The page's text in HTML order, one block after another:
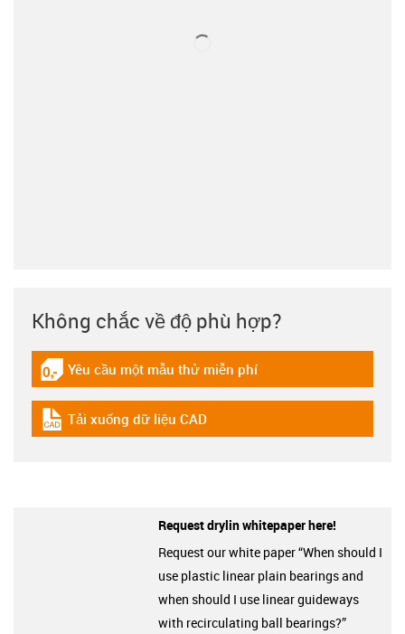
Không chắc về độ phù hợp?
igus-icon-gratismuster
Yêu cầu một mẫu thử miễn phí
igus-icon-cad-dateien
Tải xuống dữ liệu CAD
Request drylin whitepaper here!
Request our white paper “When should I
use plastic linear plain bearings and
when should I use linear guideways
with recirculating ball bearings?”